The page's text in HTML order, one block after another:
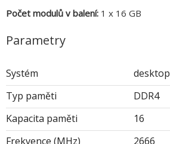
Počet modulů v balení: 1 x 16 GB
Parametry
Systém
desktop
Typ paměti
DDR4
Kapacita paměti
16
Frekvence (MHz)
2666